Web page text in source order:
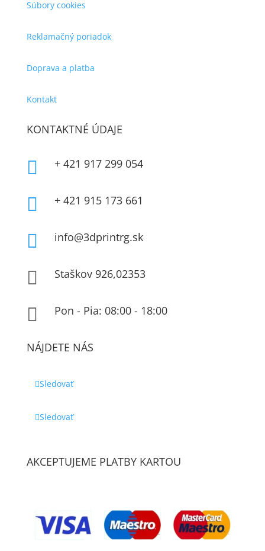
Súbory cookies
Reklamačný poriadok
Doprava a platba
Kontakt
KONTAKTNÉ ÚDAJE
 + 421 917 299 054
 + 421 915 173 661
 info@3dprintrg.sk
 Staškov 926,02353
 Pon - Pia: 08:00 - 18:00
NÁJDETE NÁS
Sledovať
Sledovať
AKCEPTUJEME PLATBY KARTOU